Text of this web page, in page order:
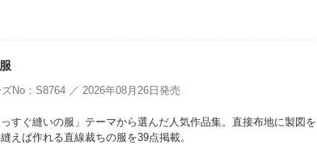
No：S8764 ／ 2026年08月26日発売
すぐ縫いの服」テーマから選んだ人気作品集。直接布地に製図を
えば作れる直線裁ちの服を39点掲載。